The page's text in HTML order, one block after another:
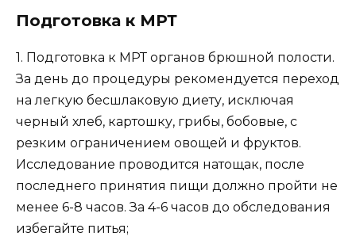
Подготовка к МРТ
1. Подготовка к МРТ органов брюшной полости.
За день до процедуры рекомендуется переход
на легкую бесшлаковую диету, исключая
черный хлеб, картошку, грибы, бобовые, с
резким ограничением овощей и фруктов.
Исследование проводится натощак, после
последнего принятия пищи должно пройти не
менее 6-8 часов. За 4-6 часов до обследования
избегайте питья;